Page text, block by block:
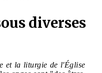
diverses
et la liturgie de l'Église